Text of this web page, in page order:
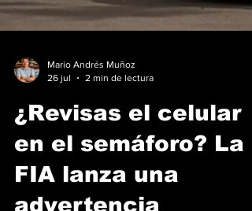
Mario Andrés Muñoz
¿Revisas el celular